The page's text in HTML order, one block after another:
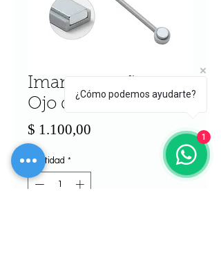
Iman para uñas -
Ojo de gato
$ 1.100,00
Cantidad *
¿Cómo podemos ayudarte?
1